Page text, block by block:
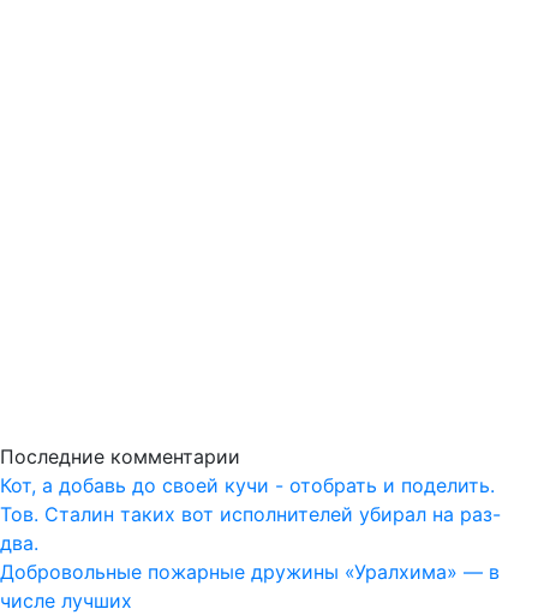
Последние комментарии
Кот, а добавь до своей кучи - отобрать и поделить.
Тов. Сталин таких вот исполнителей убирал на раз-
два.
Добровольные пожарные дружины «Уралхима» — в
числе лучших